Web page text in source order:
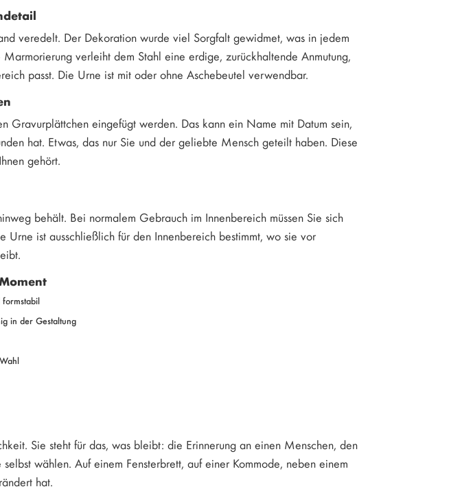
veredelt. Der Dekoration wurde viel Sorgfalt gewidmet, was in jedem
verleiht dem Stahl eine erdige, zurückhaltende Anmutung,
passt. Die Urne ist mit oder ohne Aschebeutel verwendbar.
Gravurplättchen eingefügt werden. Das kann ein Name mit Datum sein,
hat. Etwas, das nur Sie und der geliebte Mensch geteilt haben. Diese
gehört.
behält. Bei normalem Gebrauch im Innenbereich müssen Sie sich
ist ausschließlich für den Innenbereich bestimmt, wo sie vor
in der Gestaltung
Sie steht für das, was bleibt: die Erinnerung an einen Menschen, den
wählen. Auf einem Fensterbrett, auf einer Kommode, neben einem
hat.